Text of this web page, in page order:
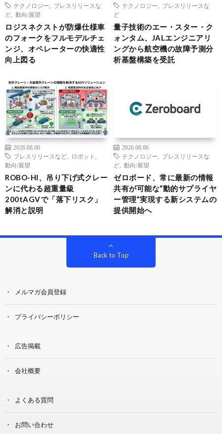
テクノロジー
プレスリリースな
ど
動向/展望
ロジスネクストが防爆仕様車
のフォークをフルモデルチェ
ンジ、オペレーターの快適性
向上図る
テクノロジー
プレスリリースな
ど
量子技術のエー・スター・ク
ォンタム、JALエンジニアリ
ングから航空機の故障予測分
析基盤構築を受託
2026.08.06
プレスリリースなど
ロボット
動向/展望
ROBO-HI、吊り下げ式クレー
ンに代わる超重量級
200tAGVで「落下リスク」
解消と説明
2026.08.06
テクノロジー
プレスリリースな
ど
動向/展望
ゼロボード、常に最新の情報
共有が可能な“動的サプライヤ
ー管理”実現する新システムの
提供開始へ
Back to Top
メルマガ会員登録
プライバシーポリシー
広告掲載
会社概要
よくある質問
お問い合わせ